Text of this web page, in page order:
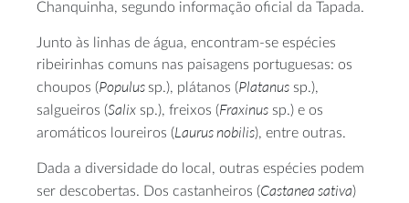
Chanquinha, segundo informação oficial da Tapada.
Junto às linhas de água, encontram-se espécies
ribeirinhas comuns nas paisagens portuguesas: os
choupos (Populus sp.), plátanos (Platanus sp.),
salgueiros (Salix sp.), freixos (Fraxinus sp.) e os
aromáticos loureiros (Laurus nobilis), entre outras.
Dada a diversidade do local, outras espécies podem
ser descobertas. Dos castanheiros (Castanea sativa)